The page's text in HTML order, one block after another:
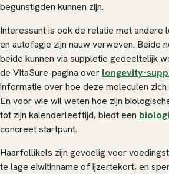
begunstigden kunnen zijn.
Interessant is ook de relatie met andere
en autofagie zijn nauw verweven. Beide
beide kunnen via suppletie gedeeltelijk
de VitaSure-pagina over longevity-
informatie over hoe deze moleculen
En voor wie wil weten hoe zijn
tot zijn kalenderleeftijd, biedt een
concreet startpunt.
Haarfollikels zijn gevoelig voor
te lage eiwitinname of ijzertekort, en